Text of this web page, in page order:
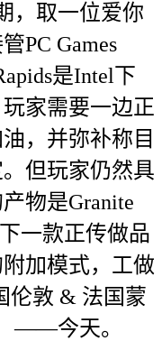
，取一位爱你
PC Games
是Intel下
家需要一边正
，并弥补称目
但玩家仍然具
物是Granite
一款正传做品
附加模式，工做
伦敦 & 法国蒙
——今天。